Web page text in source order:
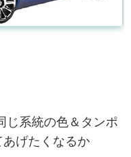
じ系統の色＆タンポ
げたくなるか